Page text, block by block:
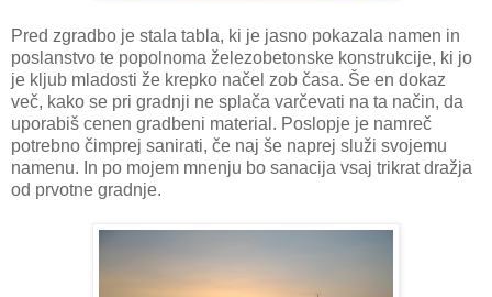
Pred zgradbo je stala tabla, ki je jasno pokazala namen in
poslanstvo te popolnoma železobetonske konstrukcije, ki jo
je kljub mladosti že krepko načel zob časa. Še en dokaz
več, kako se pri gradnji ne splača varčevati na ta način, da
uporabiš cenen gradbeni material. Poslopje je namreč
potrebno čimprej sanirati, če naj še naprej služi svojemu
namenu. In po mojem mnenju bo sanacija vsaj trikrat dražja
od prvotne gradnje.